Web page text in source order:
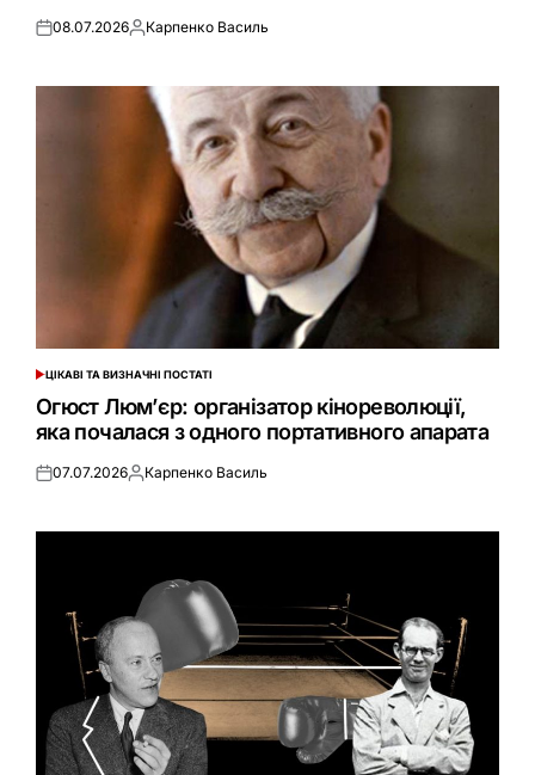
Оприлюднено
08.07.2026Опубліковано
Карпенко Василь
ОПУБЛІКУВАТИ
ЦІКАВІ ТА ВИЗНАЧНІ ПОСТАТІ
Огюст Люм’єр: організатор кінореволюції,
яка почалася з одного портативного апарата
Оприлюднено
07.07.2026Опубліковано
Карпенко Василь